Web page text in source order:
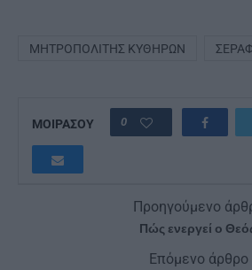
ΜΗΤΡΟΠΟΛΊΤΗΣ ΚΥΘΉΡΩΝ
ΜΟΙΡΑΣΟΥ 0
Προηγούμενο
Πώς ενεργεί ο
Επόμενο άρθρο